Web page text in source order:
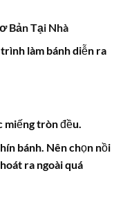
Bản Tại Nhà
làm bánh diễn ra
tròn đều.
bánh. Nên chọn nồi
ra ngoài quá